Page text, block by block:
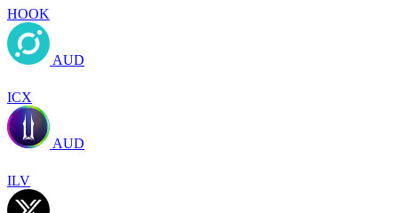
HOOK
AUD
ICX
AUD
ILV